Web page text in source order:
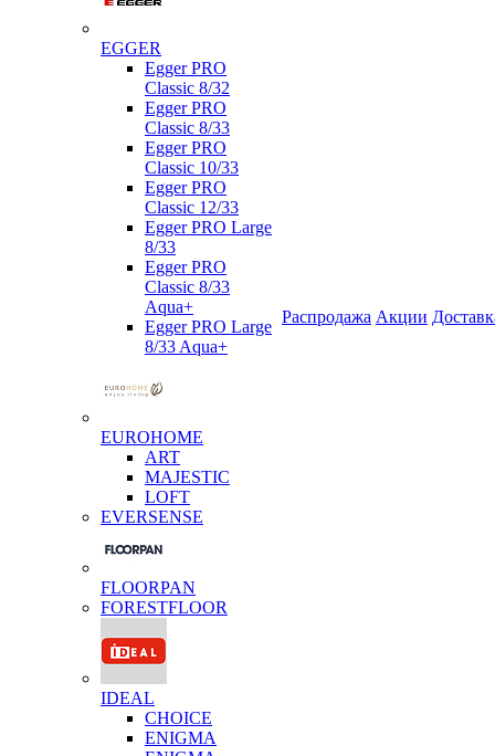
EGGER
Egger PRO
Classic 8/32
Egger PRO
Classic 8/33
Egger PRO
Classic 10/33
Egger PRO
Classic 12/33
Egger PRO Large
8/33
Egger PRO
Classic 8/33
Aqua+
Egger PRO Large
8/33 Aqua+
EUROHOME
ART
MAJESTIC
LOFT
EVERSENSE
FLOORPAN
FORESTFLOOR
IDEAL
CHOICE
ENIGMA
Распродажа Акции